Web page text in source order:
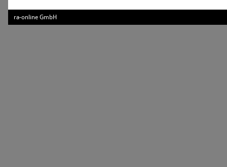
ra-online GmbH